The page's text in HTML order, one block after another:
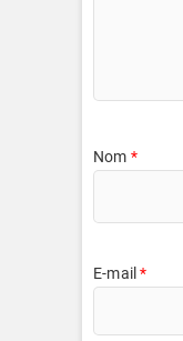
Nom *
E-mail*